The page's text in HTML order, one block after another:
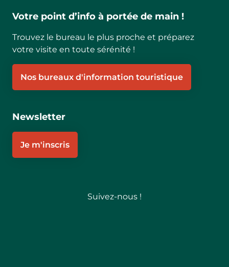
Votre point d’info à portée de main !
Trouvez le bureau le plus proche et préparez
votre visite en toute sérénité !
Nos bureaux d'information touristique
Newsletter
Je m'inscris
Suivez-nous !